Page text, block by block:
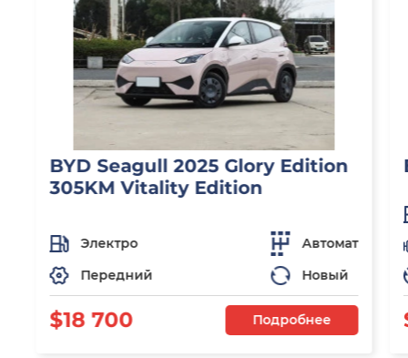
BYD Seagull 2025 Glory Edition
305KM Vitality Edition
Электро
Автомат
Передний
Новый
$18 700 Подробнее